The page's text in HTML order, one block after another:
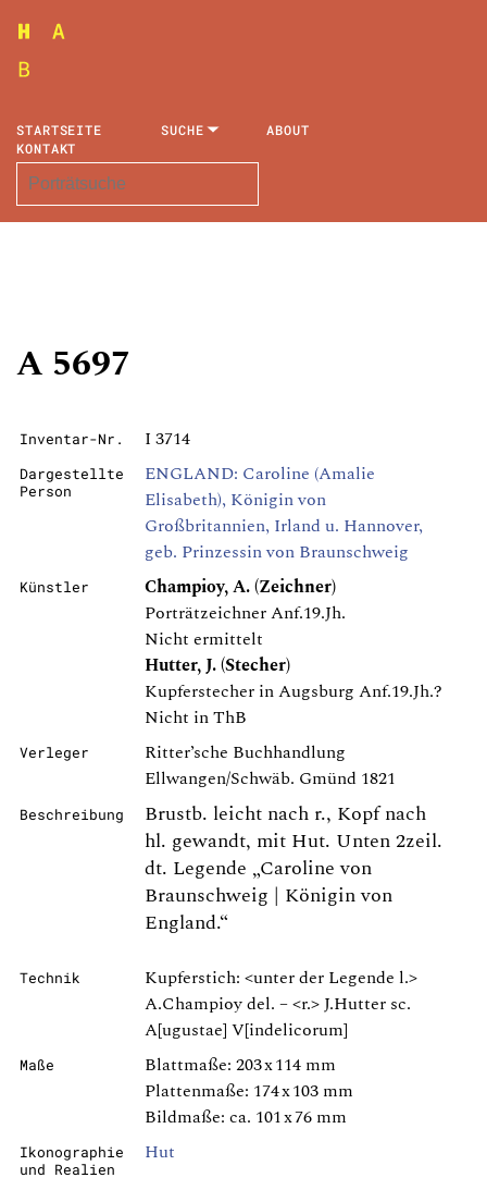
STARTSEITE SUCHE
ABOUT
KONTAKT
A 5697
Inventar-Nr. I 3714
Dargestellte
Person
ENGLAND: Caroline (Amalie
Elisabeth), Königin von
Großbritannien, Irland u. Hannover,
geb. Prinzessin von Braunschweig
Künstler
Champioy, A. (Zeichner)
Porträtzeichner Anf.19.Jh.
Nicht ermittelt
Hutter, J. (Stecher)
Kupferstecher in Augsburg Anf.19.Jh.?
Nicht in ThB
Verleger
Ritter’sche Buchhandlung
Ellwangen/Schwäb. Gmünd 1821
Beschreibung
Brustb. leicht nach r., Kopf nach
hl. gewandt, mit Hut. Unten 2zeil.
dt. Legende „Caroline von
Braunschweig | Königin von
England.“
Technik
Kupferstich: <unter der Legende l.>
A.Champioy del. – <r.> J.Hutter sc.
A[ugustae] V[indelicorum]
Maße
Blattmaße: 203 x 114 mm
Plattenmaße: 174 x 103 mm
Bildmaße: ca. 101 x 76 mm
Ikonographie
und Realien
Hut